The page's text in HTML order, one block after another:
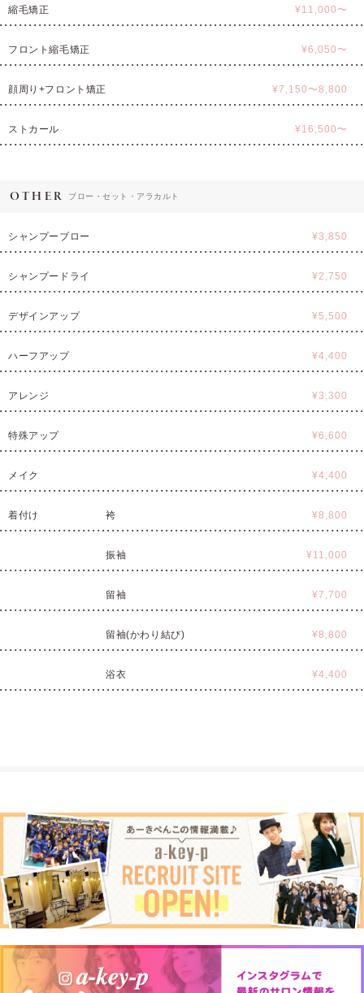
縮毛矯正 ¥11,000〜
フロント縮毛矯正 ¥6,050〜
顔周り+フロント矯正 ¥7,150〜8,800
ストカール ¥16,500〜
OTHER ブロー・セット・アラカルト
シャンプーブロー ¥3,850
シャンプードライ ¥2,750
デザインアップ ¥5,500
ハーフアップ ¥4,400
アレンジ ¥3,300
特殊アップ ¥6,600
メイク ¥4,400
着付け 袴 ¥8,800
振袖 ¥11,000
留袖 ¥7,700
留袖(かわり結び) ¥8,800
浴衣 ¥4,400